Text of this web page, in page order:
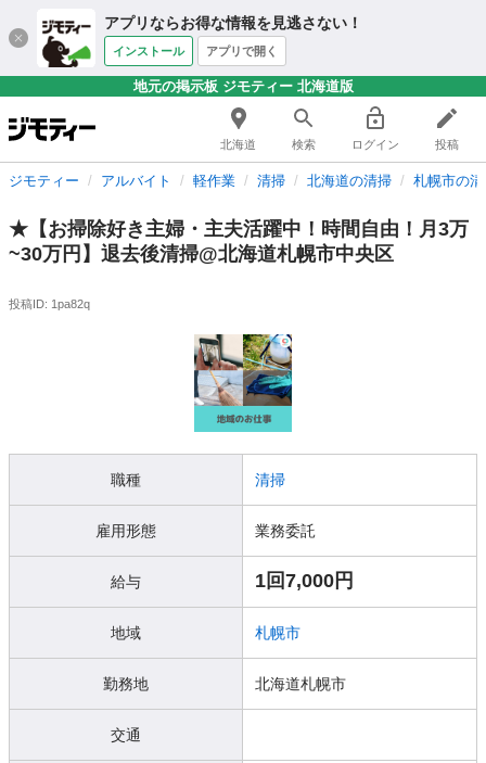
アプリならお得な情報を見逃さない！
インストール アプリで開く
地元の掲示板 ジモティー 北海道版
北海道 検索 ログイン 投稿
ジモティー アルバイト 軽作業 清掃 北海道の清掃 札幌市の
★【お掃除好き主婦・主夫活躍中！時間自由！月3万
~30万円】退去後清掃@北海道札幌市中央区
投稿ID: 1pa82q
職種 清掃
雇用形態 業務委託
給与 1回7,000円
地域 札幌市
勤務地 北海道札幌市
交通